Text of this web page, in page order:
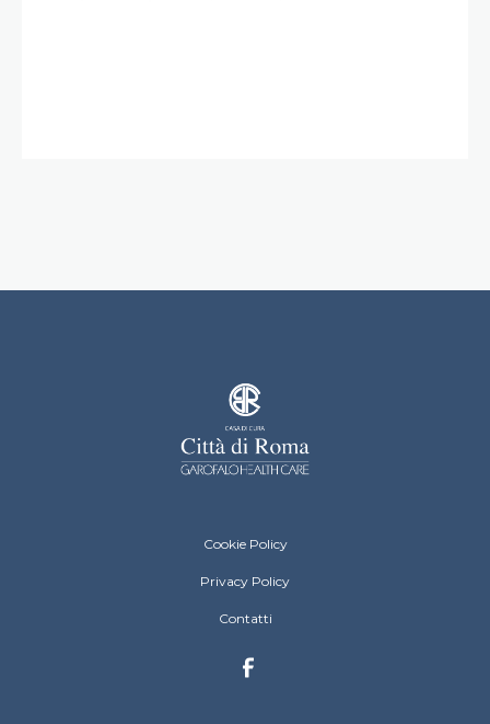
Casa di Cura Città di Roma Footer menu
Cookie Policy
Privacy Policy
Contatti